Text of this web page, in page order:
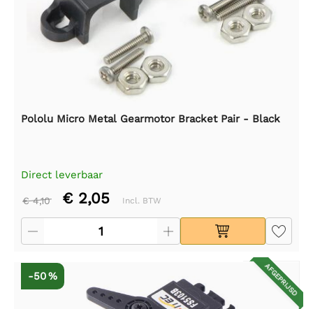
Pololu Micro Metal Gearmotor Bracket Pair - Black
Direct leverbaar
€ 4,10 € 2,05 Incl. BTW
AFGEPRIJSD
-50 %